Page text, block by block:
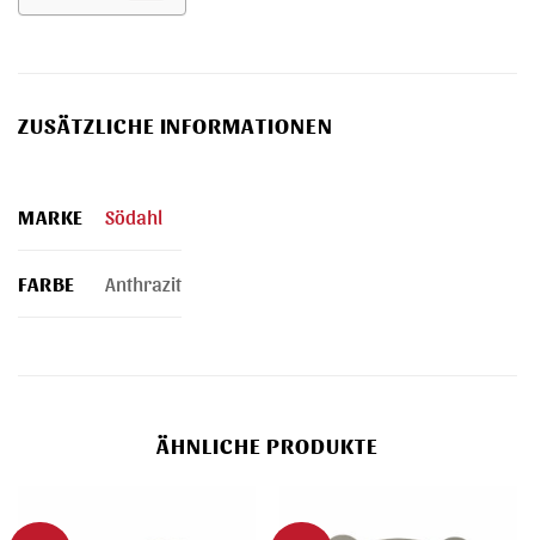
ZUSÄTZLICHE INFORMATIONEN
MARKE Södahl
FARBE Anthrazit
ÄHNLICHE PRODUKTE